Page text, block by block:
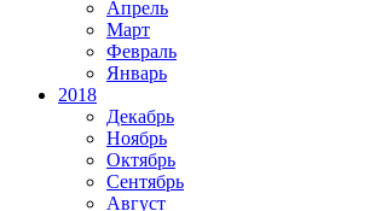
Апрель
Март
Февраль
Январь
2018
Декабрь
Ноябрь
Октябрь
Сентябрь
Август